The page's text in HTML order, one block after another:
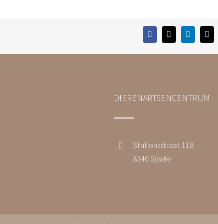
FacebookTwitterLinkedIn
E-
DIERENARTSENCENTRUM
Stationsstraat 118
8340 Sijsele